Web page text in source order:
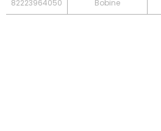
82223964050 Bobine